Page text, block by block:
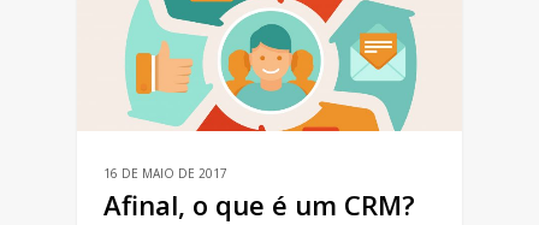
16 DE MAIO DE 2017
Afinal, o que é um CRM?